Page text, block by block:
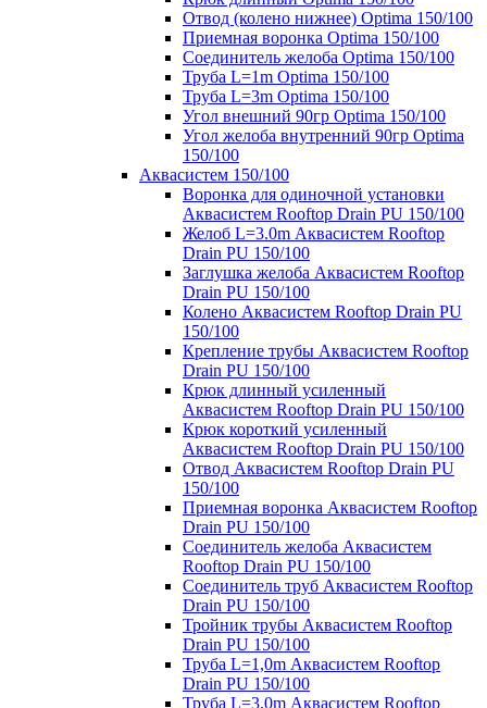
Отвод (колено нижнее) Optima 150/100
Приемная воронка Optima 150/100
Соединитель желоба Optima 150/100
Труба L=1m Optima 150/100
Труба L=3m Optima 150/100
Угол внешний 90гр Optima 150/100
Угол желоба внутренний 90гр Optima
150/100
Аквасистем 150/100
Воронка для одиночной установки
Аквасистем Rooftop Drain PU 150/100
Желоб L=3.0m Аквасистем Rooftop
Drain PU 150/100
Заглушка желоба Аквасистем Rooftop
Drain PU 150/100
Колено Аквасистем Rooftop Drain PU
150/100
Крепление трубы Аквасистем Rooftop
Drain PU 150/100
Крюк длинный усиленный
Аквасистем Rooftop Drain PU 150/100
Крюк короткий усиленный
Аквасистем Rooftop Drain PU 150/100
Отвод Аквасистем Rooftop Drain PU
150/100
Приемная воронка Аквасистем Rooftop
Drain PU 150/100
Соединитель желоба Аквасистем
Rooftop Drain PU 150/100
Соединитель труб Аквасистем Rooftop
Drain PU 150/100
Тройник трубы Аквасистем Rooftop
Drain PU 150/100
Труба L=1,0m Аквасистем Rooftop
Drain PU 150/100
Труба L=3,0m Аквасистем Rooftop